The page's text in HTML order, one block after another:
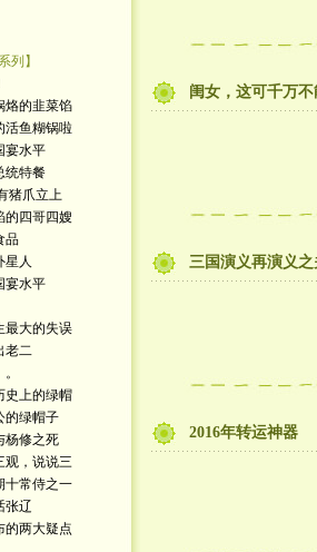
列】
烙的韭菜馅
活鱼糊锅啦
宴水平
统特餐
猪爪立上
的四哥四嫂
品
星人
宴水平
最大的失误
老二
史上的绿帽
的绿帽子
杨修之死
观，说说三
十常侍之一
张辽
的两大疑点
闺女，这可千万
三国演义再演义
2016年转运神器